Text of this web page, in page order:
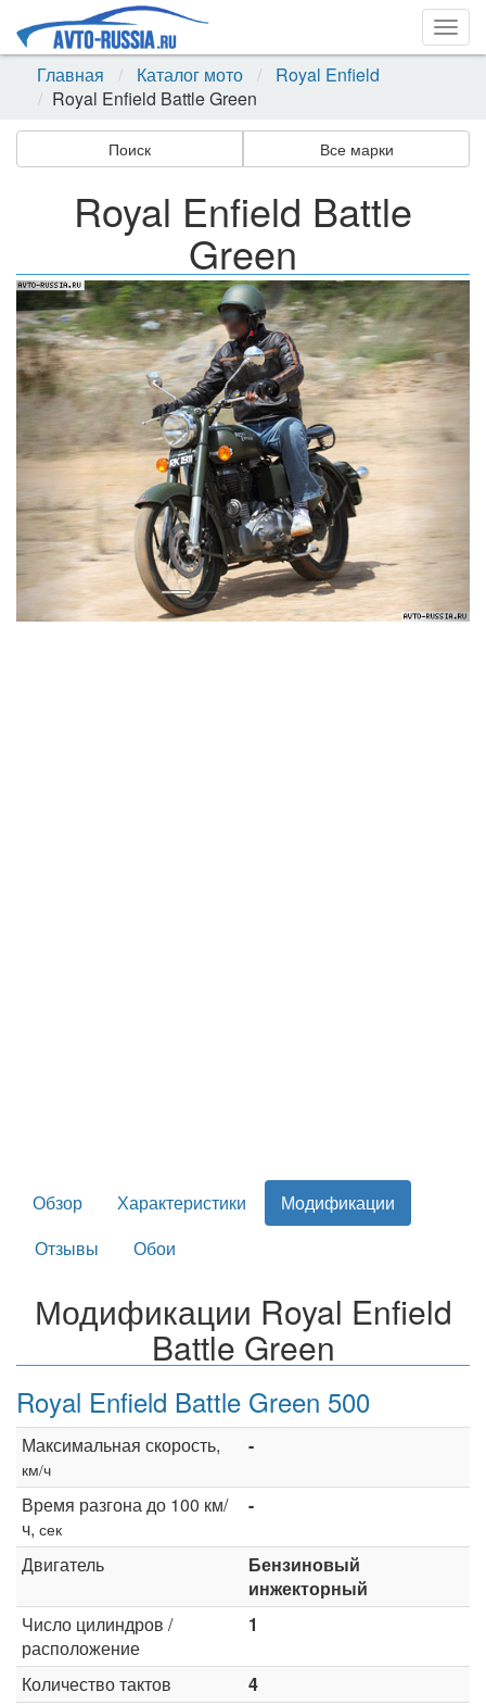
Главная
Каталог мото
Royal Enfield
Royal Enfield Battle Green
Поиск Все марки
Royal Enfield Battle
Green
Назад
Обзор Характеристики
Модификации
Отзывы
Обои
Модификации Royal Enfield
Battle Green
Royal Enfield Battle Green 500
Максимальная скорость,
км/ч
-
Время разгона до 100 км/
ч, сек
-
Двигатель
Бензиновый
инжекторный
Число цилиндров /
расположение
1
Количество тактов
4